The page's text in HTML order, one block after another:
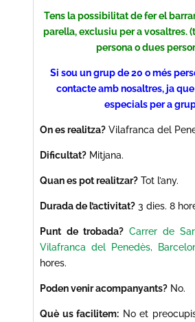
Tens la possibilitat de fer el
parella, exclusiu per a vosaltres.
persona o dues
Si sou un grup de 20 o més
contacte amb nosaltres, ja
especials per a
On es realitza? Vilafranca del
Dificultat? Mitjana.
Quan es pot realitzar? Tot l’any.
Durada de l’activitat? 3 dies. 8
Punt de trobada? Carrer de
Vilafranca del Penedès,
hores.
Poden venir acompanyants? No.
Què us facilitem: No et